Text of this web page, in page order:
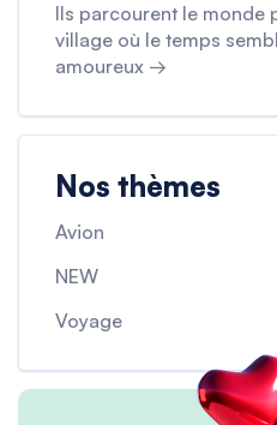
Ils parcourent le monde
village où le temps
amoureux →
Nos thèmes
Avion
NEW
Voyage